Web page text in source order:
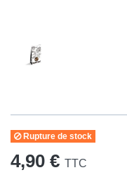
Rupture de stock
4,90 € TTC